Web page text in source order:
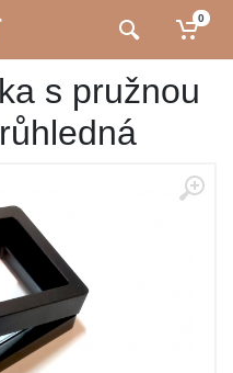
0
s pružnou